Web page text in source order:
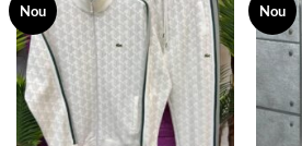
Nou
Add to
wishlist
Nou